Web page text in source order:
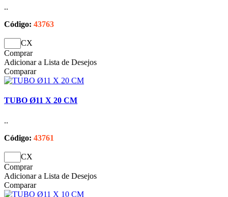
..
Código: 43763
CX
Comprar
Adicionar a Lista de Desejos
Comparar
TUBO Ø11 X 20 CM
..
Código: 43761
CX
Comprar
Adicionar a Lista de Desejos
Comparar